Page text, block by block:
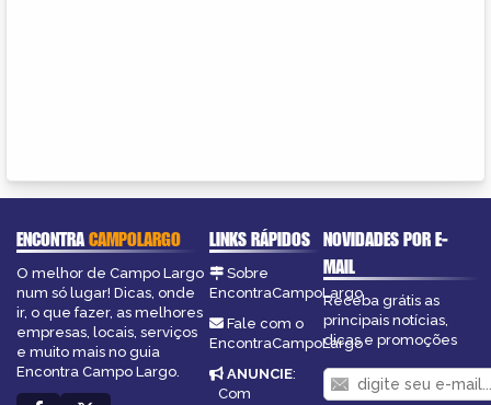
ENCONTRACAMPOLARGO
O melhor de Campo Largo
num só lugar! Dicas, onde
ir, o que fazer, as melhores
empresas, locais, serviços
e muito mais no guia
Encontra Campo Largo.
LINKS RÁPIDOS
Sobre
EncontraCampoLargo
Fale com o
EncontraCampoLargo
ANUNCIE:
Com
NOVIDADES POR E-
MAIL
Receba grátis as
principais notícias,
dicas e promoções